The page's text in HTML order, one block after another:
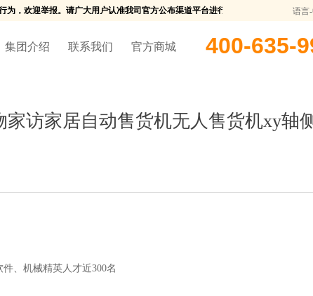
集团介绍 联系我们 官方商城
迎举报。请广大用户认准我司官方公布渠道平台进行购买，我司将对任何未授
语言
400-635-
家访家居自动售货机无人售货机xy轴
、机械精英人才近300名